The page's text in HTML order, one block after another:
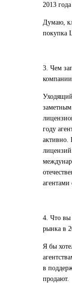
2013
Думаю,
покупка
3. Чем
заметным
году
активно.
агентами
4. Что вы
рынка в
Я бы
в
продают.